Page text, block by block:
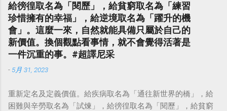
給徬徨取名為「閱歷」，給貧窮取名為「練習
珍惜擁有的幸福」，給逆境取名為「躍升的機
會」。這麼一來，自然就能具備只屬於自己的
新價值。換個觀點看事情，就不會覺得活著是
一件沉重的事。#超譯尼采
- 5月 31, 2023
重新定名及定義價值。給疾病取名為「通往新世界的橋」，給
困難與辛勞取名為「試煉」，給徬徨取名為「閱歷」，給貧窮